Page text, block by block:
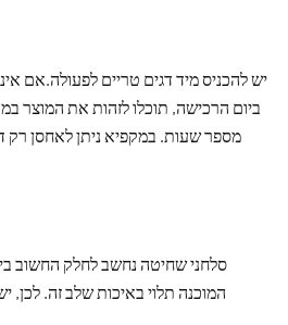
יש להכניס מיד דגים טריים לפעולה.אם
ביום הרכישה, תוכלו לזהות את המוצר
מספר שעות. במקפיא ניתן לאחסן רק
סלחני שחיטה נחשב לחלק החשוב
המוכנה תלוי באיכות שלב זה. לכן,